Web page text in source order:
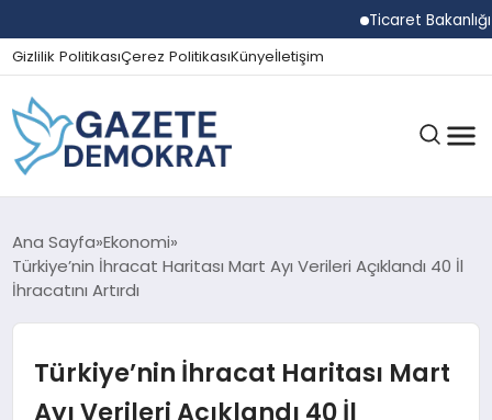
Ticaret Bakanlığı
Gizlilik PolitikasıÇerez PolitikasıKünyeİletişim
GÜNDEM
EKONOMI
SPOR
Ana Sayfa Ekonomi
Türkiye’nin İhracat Haritası Mart Ayı Verileri Açıklandı 40 İl
İhracatını Artırdı
Türkiye’nin İhracat Haritası Mart
Ayı Verileri Açıklandı 40 İl